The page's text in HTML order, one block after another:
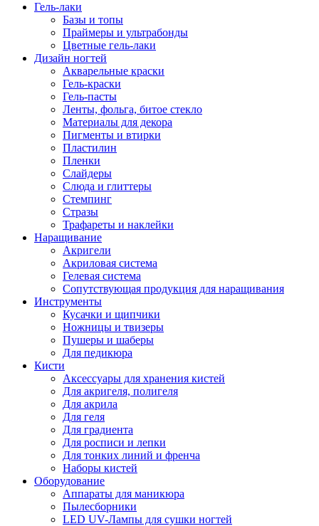
Гель-лаки
Базы и топы
Праймеры и ультрабонды
Цветные гель-лаки
Дизайн ногтей
Акварельные краски
Гель-краски
Гель-пасты
Ленты, фольга, битое стекло
Материалы для декора
Пигменты и втирки
Пластилин
Пленки
Слайдеры
Слюда и глиттеры
Стемпинг
Стразы
Трафареты и наклейки
Наращивание
Акригели
Акриловая система
Гелевая система
Сопутствующая продукция для наращивания
Инструменты
Кусачки и щипчики
Ножницы и твизеры
Пушеры и шаберы
Для педикюра
Кисти
Аксессуары для хранения кистей
Для акригеля, полигеля
Для акрила
Для геля
Для градиента
Для росписи и лепки
Для тонких линий и френча
Наборы кистей
Оборудование
Аппараты для маникюра
Пылесборники
LED UV-Лампы для сушки ногтей